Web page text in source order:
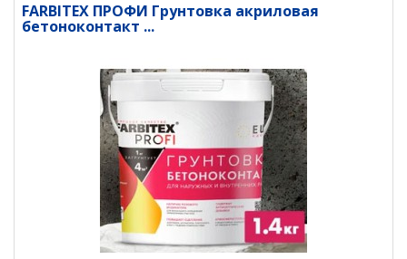
FARBITEX ПРОФИ Грунтовка акриловая
бетоноконтакт ...